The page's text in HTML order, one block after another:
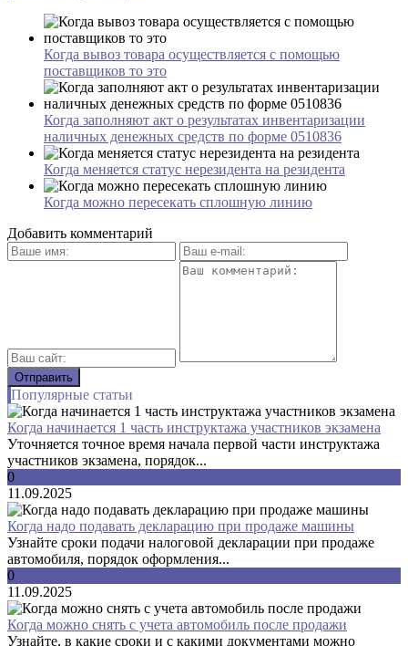
Когда вывоз товара осуществляется с помощью
поставщиков то это
Когда заполняют акт о результатах инвентаризации
наличных денежных средств по форме 0510836
Когда меняется статус нерезидента на резидента
Когда можно пересекать сплошную линию
Добавить комментарий
Популярные статьи
Когда начинается 1 часть инструктажа участников экзамена
Уточняется точное время начала первой части инструктажа
участников экзамена, порядок...
0
11.09.2025
Когда надо подавать декларацию при продаже машины
Узнайте сроки подачи налоговой декларации при продаже
автомобиля, порядок оформления...
0
11.09.2025
Когда можно снять с учета автомобиль после продажи
Узнайте, в какие сроки и с какими документами можно